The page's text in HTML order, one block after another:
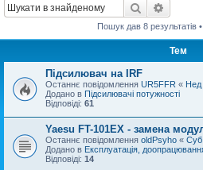
Пошук
Пошук дав 8 результатів
Тем
Підсилювач на IRF
Останнє повідомлення UR5FFR « Нед
Додано в Підсилювачі потужності
Відповіді: 61
Yaesu FT-101EX - замена
Останнє повідомлення oldPsyho « Суб
Додано в Експлуатація,
Відповіді: 14